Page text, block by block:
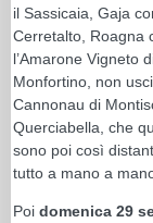
il Sassicaia, Gaja
Cerretalto, Roagna
l’Amarone Vigneto
Monfortino, non
Cannonau di
Querciabella, che
sono poi così
tutto a mano a
Poi domenica 29